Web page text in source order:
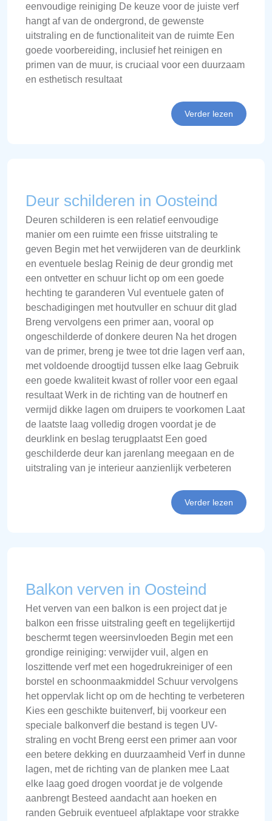
eenvoudige reiniging De keuze voor de juiste verf
hangt af van de ondergrond, de gewenste
uitstraling en de functionaliteit van de ruimte Een
goede voorbereiding, inclusief het reinigen en
primen van de muur, is cruciaal voor een duurzaam
en esthetisch resultaat
Verder lezen
Deur schilderen in Oosteind
Deuren schilderen is een relatief eenvoudige
manier om een ruimte een frisse uitstraling te
geven Begin met het verwijderen van de deurklink
en eventuele beslag Reinig de deur grondig met
een ontvetter en schuur licht op om een goede
hechting te garanderen Vul eventuele gaten of
beschadigingen met houtvuller en schuur dit glad
Breng vervolgens een primer aan, vooral op
ongeschilderde of donkere deuren Na het drogen
van de primer, breng je twee tot drie lagen verf aan,
met voldoende droogtijd tussen elke laag Gebruik
een goede kwaliteit kwast of roller voor een egaal
resultaat Werk in de richting van de houtnerf en
vermijd dikke lagen om druipers te voorkomen Laat
de laatste laag volledig drogen voordat je de
deurklink en beslag terugplaatst Een goed
geschilderde deur kan jarenlang meegaan en de
uitstraling van je interieur aanzienlijk verbeteren
Verder lezen
Balkon verven in Oosteind
Het verven van een balkon is een project dat je
balkon een frisse uitstraling geeft en tegelijkertijd
beschermt tegen weersinvloeden Begin met een
grondige reiniging: verwijder vuil, algen en
loszittende verf met een hogedrukreiniger of een
borstel en schoonmaakmiddel Schuur vervolgens
het oppervlak licht op om de hechting te verbeteren
Kies een geschikte buitenverf, bij voorkeur een
speciale balkonverf die bestand is tegen UV-
straling en vocht Breng eerst een primer aan voor
een betere dekking en duurzaamheid Verf in dunne
lagen, met de richting van de planken mee Laat
elke laag goed drogen voordat je de volgende
aanbrengt Besteed aandacht aan hoeken en
randen Gebruik eventueel afplaktape voor strakke